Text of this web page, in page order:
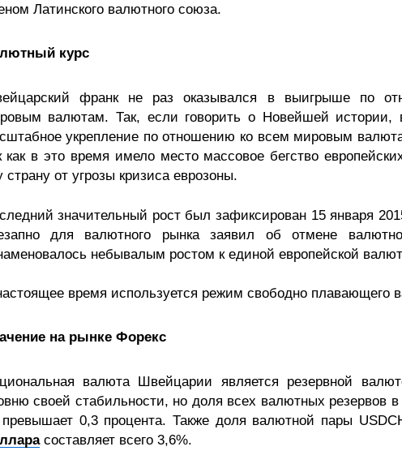
Латинского валютного союза.
курс
франк не раз оказывался в выигрыше по
валютам. Так, если говорить о Новейшей истории,
укрепление по отношению ко всем мировым
как в это время имело место массовое бегство
страну от угрозы кризиса еврозоны.
значительный рост был зафиксирован 15 января
для валютного рынка заявил об отмене
небывалым ростом к единой европейской
время используется режим свободно плавающего
на рынке Форекс
валюта Швейцарии является резервной
своей стабильности, но доля всех валютных резервов
превышает 0,3 процента. Также доля валютной пары
составляет всего 3,6%.